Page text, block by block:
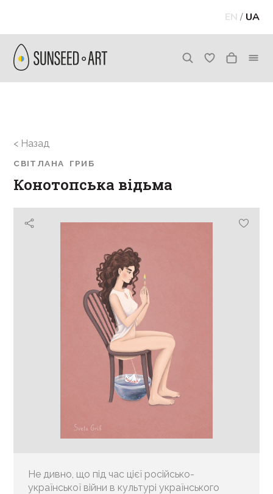
EN / UA
< Назад
СВІТЛАНА ГРИБ
Конотопська відьма
Не дивно, що під час цієї російсько-
української війни в культурі українського